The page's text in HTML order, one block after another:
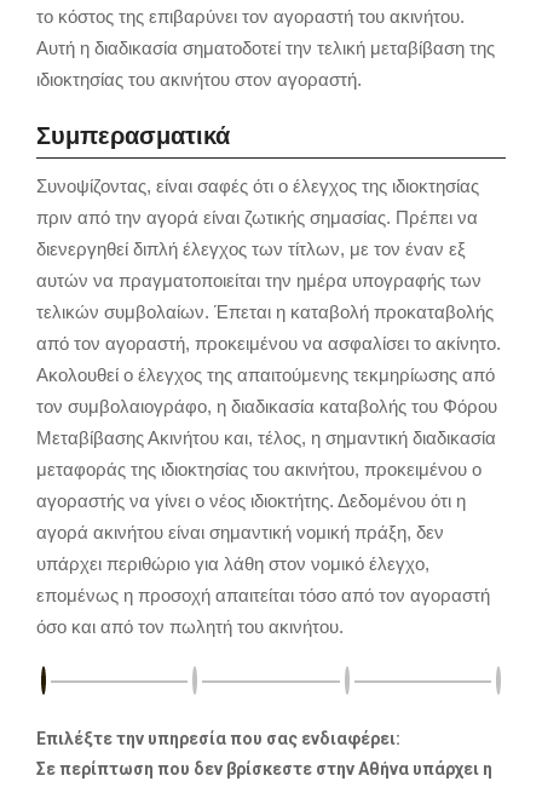
το κόστος της επιβαρύνει τον αγοραστή του ακινήτου.
Αυτή η διαδικασία σηματοδοτεί την τελική μεταβίβαση της
ιδιοκτησίας του ακινήτου στον αγοραστή.
Συμπερασματικά
Συνοψίζοντας, είναι σαφές ότι ο έλεγχος της ιδιοκτησίας
πριν από την αγορά είναι ζωτικής σημασίας. Πρέπει να
διενεργηθεί διπλή έλεγχος των τίτλων, με τον έναν εξ
αυτών να πραγματοποιείται την ημέρα υπογραφής των
τελικών συμβολαίων. Έπεται η καταβολή προκαταβολής
από τον αγοραστή, προκειμένου να ασφαλίσει το ακίνητο.
Ακολουθεί ο έλεγχος της απαιτούμενης τεκμηρίωσης από
τον συμβολαιογράφο, η διαδικασία καταβολής του Φόρου
Μεταβίβασης Ακινήτου και, τέλος, η σημαντική διαδικασία
μεταφοράς της ιδιοκτησίας του ακινήτου, προκειμένου ο
αγοραστής να γίνει ο νέος ιδιοκτήτης. Δεδομένου ότι η
αγορά ακινήτου είναι σημαντική νομική πράξη, δεν
υπάρχει περιθώριο για λάθη στον νομικό έλεγχο,
επομένως η προσοχή απαιτείται τόσο από τον αγοραστή
όσο και από τον πωλητή του ακινήτου.
Επιλέξτε την υπηρεσία που σας ενδιαφέρει:
Σε περίπτωση που δεν βρίσκεστε στην Αθήνα υπάρχει η